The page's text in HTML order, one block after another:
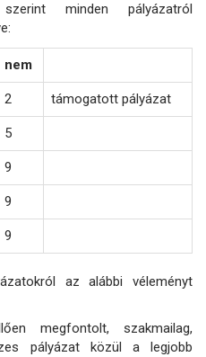
minden pályázatról
nem
2 támogatott pályázat
5
9
9
9
az alábbi véleményt
megfontolt, szakmailag,
pályázat közül a legjobb